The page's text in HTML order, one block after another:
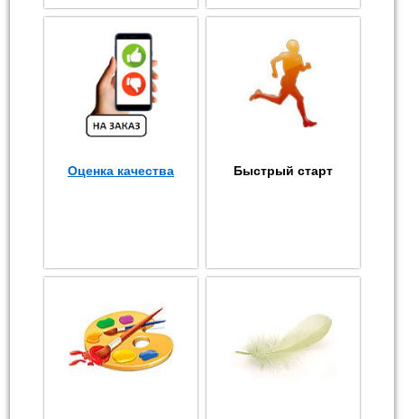
Оценка качества Быстрый старт